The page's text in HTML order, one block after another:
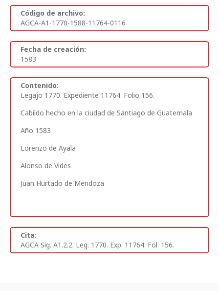
Código de archivo:
AGCA-A1-1770-1588-11764-0116
Fecha de creación:
1583
Contenido:
Legajo 1770. Expediente 11764. Folio 156.
Cabildo hecho en la ciudad de Santiago de Guatemala
Año 1583
Lorenzo de Ayala
Alonso de Vides
Juan Hurtado de Mendoza
Cita:
AGCA Sig. A1.2.2. Leg. 1770. Exp. 11764. Fol. 156.